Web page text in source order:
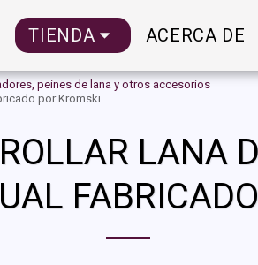
TIENDA ACERCA DE
peines de lana y otros accesorios
por Kromski
LANA